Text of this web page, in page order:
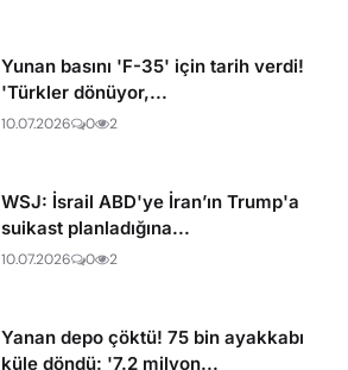
Yunan basını 'F-35' için tarih verdi!
'Türkler dönüyor,...
10.07.2026 0 2
WSJ: İsrail ABD'ye İran’ın Trump'a
suikast planladığına...
10.07.2026 0 2
Yanan depo çöktü! 75 bin ayakkabı
küle döndü: '7.2 milyon...